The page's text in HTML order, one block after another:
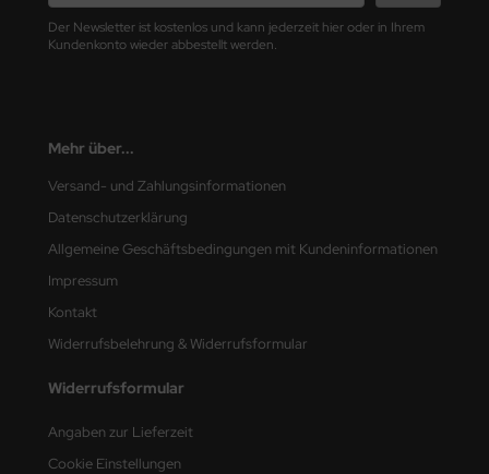
Der Newsletter ist kostenlos und kann jederzeit hier oder in Ihrem
Kundenkonto wieder abbestellt werden.
Mehr über...
Versand- und Zahlungsinformationen
Datenschutzerklärung
Allgemeine Geschäftsbedingungen mit Kundeninformationen
Impressum
Kontakt
Widerrufsbelehrung & Widerrufsformular
Widerrufsformular
Angaben zur Lieferzeit
Cookie Einstellungen
Hobbies
Lights
Model
Model